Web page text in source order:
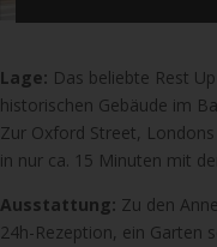
Lage: Das beliebte Rest
historischen Gebäude im
Zur Oxford Street,
in nur ca. 15 Minuten mit
Ausstattung: Zu den
24h-Rezeption, ein Garten